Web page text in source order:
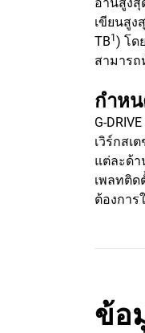
เขียนสูง
TB1 ) โด
สามาร
กำหน
G-
เวิร์กสเ
แต่ละด้า
เพลทติ
ต้องกา
ข้อ